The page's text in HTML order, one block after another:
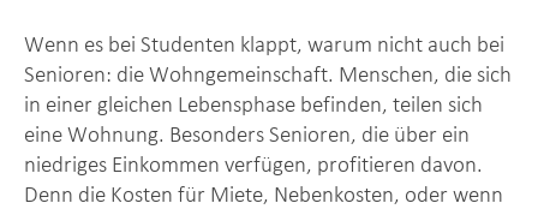
Wenn es bei Studenten klappt, warum nicht auch bei
Senioren: die Wohngemeinschaft. Menschen, die sich
in einer gleichen Lebensphase befinden, teilen sich
eine Wohnung. Besonders Senioren, die über ein
niedriges Einkommen verfügen, profitieren davon.
Denn die Kosten für Miete, Nebenkosten, oder wenn